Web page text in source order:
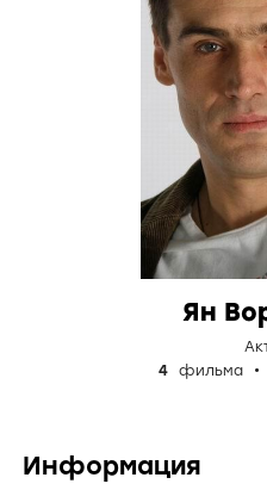
Ян
4
фильма
Информация